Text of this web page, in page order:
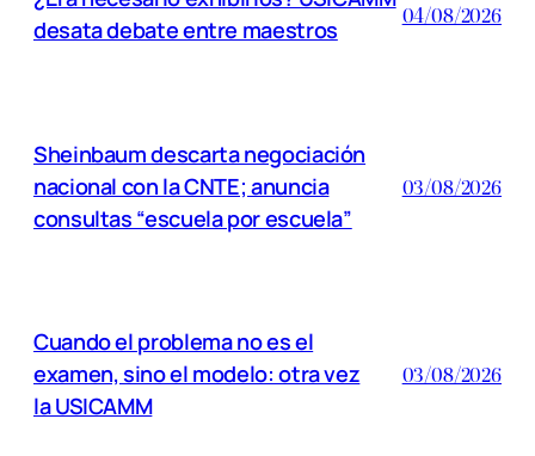
desata debate entre maestros
04/08/2026
Sheinbaum descarta negociación
nacional con la CNTE; anuncia
consultas “escuela por escuela”
03/08/2026
Cuando el problema no es el
examen, sino el modelo: otra vez
la USICAMM
03/08/2026